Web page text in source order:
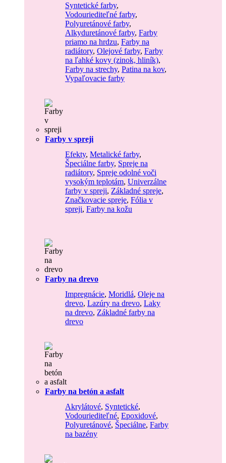
Syntetické farby,
Vodouriediteľné farby,
Polyuretánové farby,
Alkyduretánové farby, Farby
priamo na hrdzu, Farby na
radiátory, Olejové farby, Farby
na ľahké kovy (zinok, hliník),
Farby na strechy, Patina na kov,
Vypaľovacie farby
Farby v spreji
Efekty, Metalické farby,
Špeciálne farby, Spreje na
radiátory, Spreje odolné voči
vysokým teplotám, Univerzálne
farby v spreji, Základné spreje,
Značkovacie spreje, Fólia v
spreji, Farby na kožu
Farby na drevo
Impregnácie, Moridlá, Oleje na
drevo, Lazúry na drevo, Laky
na drevo, Základné farby na
drevo
Farby na betón a asfalt
Akrylátové, Syntetické,
Vodouriediteľné, Epoxidové,
Polyuretánové, Špeciálne, Farby
na bazény